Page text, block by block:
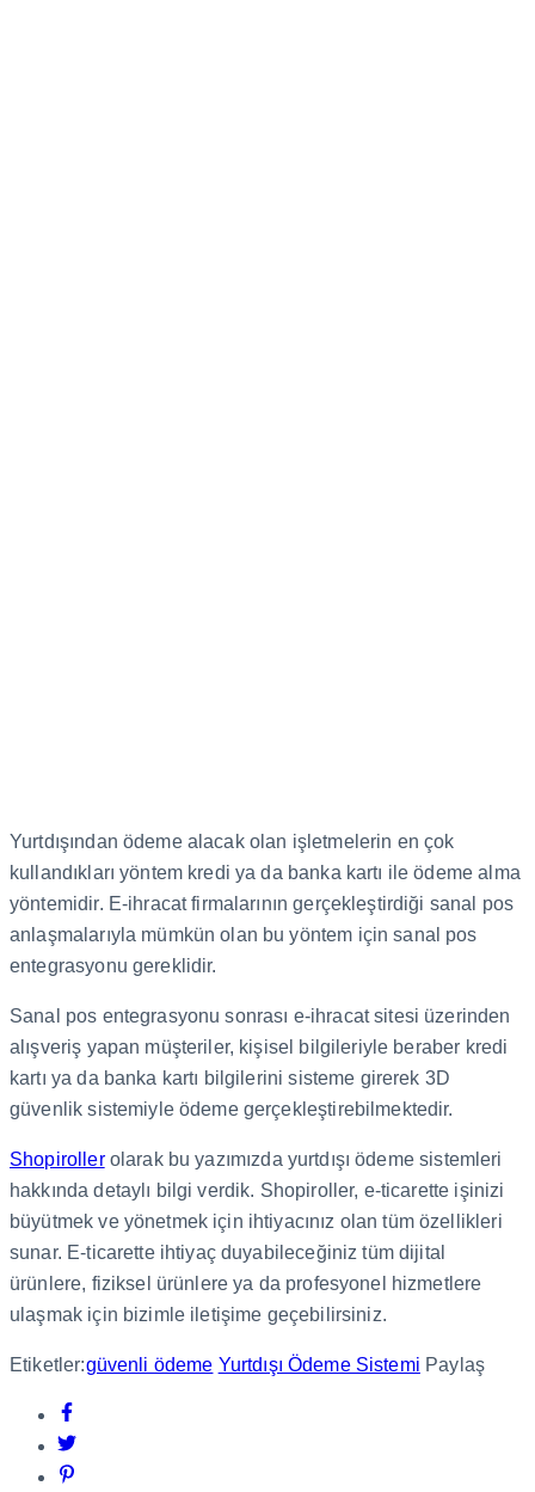
Yurtdışından ödeme alacak olan işletmelerin en çok
kullandıkları yöntem kredi ya da banka kartı ile ödeme alma
yöntemidir. E-ihracat firmalarının gerçekleştirdiği sanal pos
anlaşmalarıyla mümkün olan bu yöntem için sanal pos
entegrasyonu gereklidir.
Sanal pos entegrasyonu sonrası e-ihracat sitesi üzerinden
alışveriş yapan müşteriler, kişisel bilgileriyle beraber kredi
kartı ya da banka kartı bilgilerini sisteme girerek 3D
güvenlik sistemiyle ödeme gerçekleştirebilmektedir.
Shopirollerolarak bu yazımızda yurtdışı ödeme sistemleri
hakkında detaylı bilgi verdik. Shopiroller, e-ticarette işinizi
büyütmek ve yönetmek için ihtiyacınız olan tüm özellikleri
sunar. E-ticarette ihtiyaç duyabileceğiniz tüm dijital
ürünlere, fiziksel ürünlere ya da profesyonel hizmetlere
ulaşmak için bizimle iletişime geçebilirsiniz.
Etiketler:güvenli ödeme Yurtdışı Ödeme Sistemi Paylaş